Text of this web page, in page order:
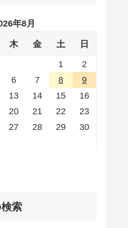
年8月
木 金 土 日
1
2
6 7 8
9
13 14 15
16
20 21 22
23
27 28 29
30
索